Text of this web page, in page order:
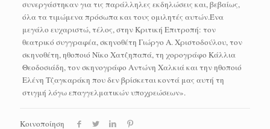
συνεργάστηκαν για τις παράλληλες εκδηλώσεις και, βεβαίως,
όλα τα τιμώμενα πρόσωπα και τους ομιλητές αυτών.Ένα
μεγάλο ευχαριστώ, τέλος, στην Κριτική Επιτροπή: τον
θεατρικό συγγραφέα, σκηνοθέτη Γιώργο Α. Χριστοδούλου, τον
σκηνοθέτη, ηθοποιό Νίκο Χατζηπαπά, τη χορογράφο Κάλλια
Θεοδοσιάδη, τον σκηνογράφο Αντώνη Χαλκιά και την ηθοποιό
Ελένη Τζαγκαράκη που δεν βρίσκεται κοντά μας αυτή τη
στιγμή λόγω επαγγελματικών υποχρεώσεων».
Κοινοποίηση